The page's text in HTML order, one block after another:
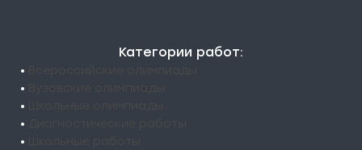
Категории работ:
•
•
•
•
•